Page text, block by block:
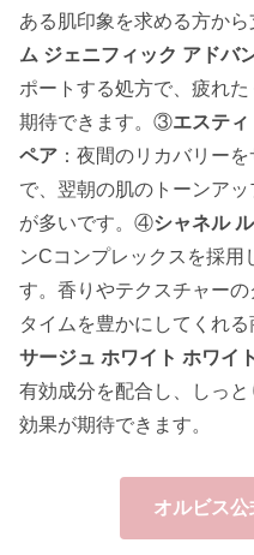
ある肌印象を求める方か
ム ジェニフィック アドバ
ポートする処方で、疲れ
期待できます。③エスティ
ペア ：夜間のリカバリー
で、翌朝の肌のトーンア
が多いです。④シャネル
ンCコンプレックスを採用
す。香りやテクスチャー
タイムを豊かにしてくれ
サージュ ホワイト ホワイ
有効成分を配合し、しっ
効果が期待できます。
オルビス